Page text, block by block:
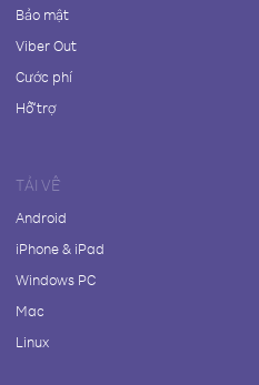
Bảo mật
Viber Out
Cước phí
Hỗ trợ
TẢI VỀ
Android
iPhone & iPad
Windows PC
Mac
Linux